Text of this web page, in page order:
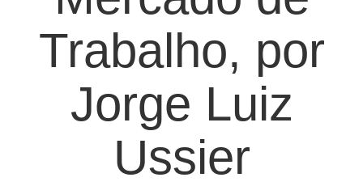
Trabalho, por
Jorge Luiz
Ussier